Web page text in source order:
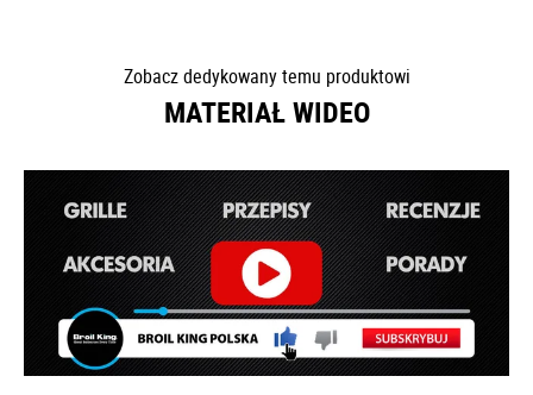
Zobacz dedykowany temu produktowi
MATERIAŁ WIDEO